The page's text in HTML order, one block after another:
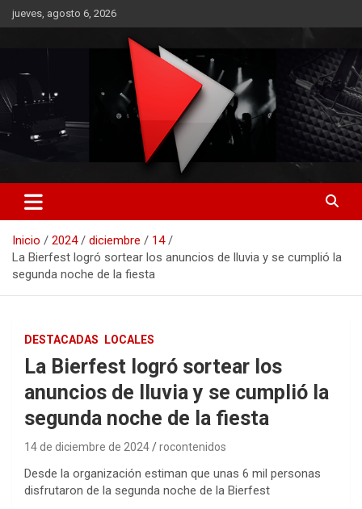
Saltar
al
jueves, agosto 6, 2026
RO CONTENIDOS
Inicio 2024 diciembre
14
La Bierfest logró sortear los anuncios de lluvia y se cumplió la
segunda noche de la fiesta
DESTACADAS LOCALES
La Bierfest logró sortear los
anuncios de lluvia y se cumplió la
segunda noche de la fiesta
14 de diciembre de 2024 rocontenidos
Desde la organización estiman que unas 6 mil personas
disfrutaron de la segunda noche de la Bierfest